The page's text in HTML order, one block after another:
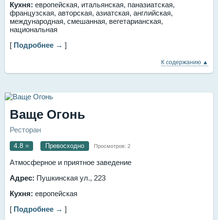
Кухня: европейская, итальянская, паназиатская,
французская, авторская, азиатская, английская,
международная, смешанная, вегетарианская,
национальная
[ Подробнее → ]
К содержанию ▲
Ваще Огонь
Ресторан
4.8 = Превосходно Просмотров: 2
Атмосферное и приятное заведение
Адрес: Пушкинская ул., 223
Кухня: европейская
[ Подробнее → ]